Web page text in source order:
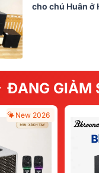
cho chú Huân ở
ĐANG GIẢM
New 2026